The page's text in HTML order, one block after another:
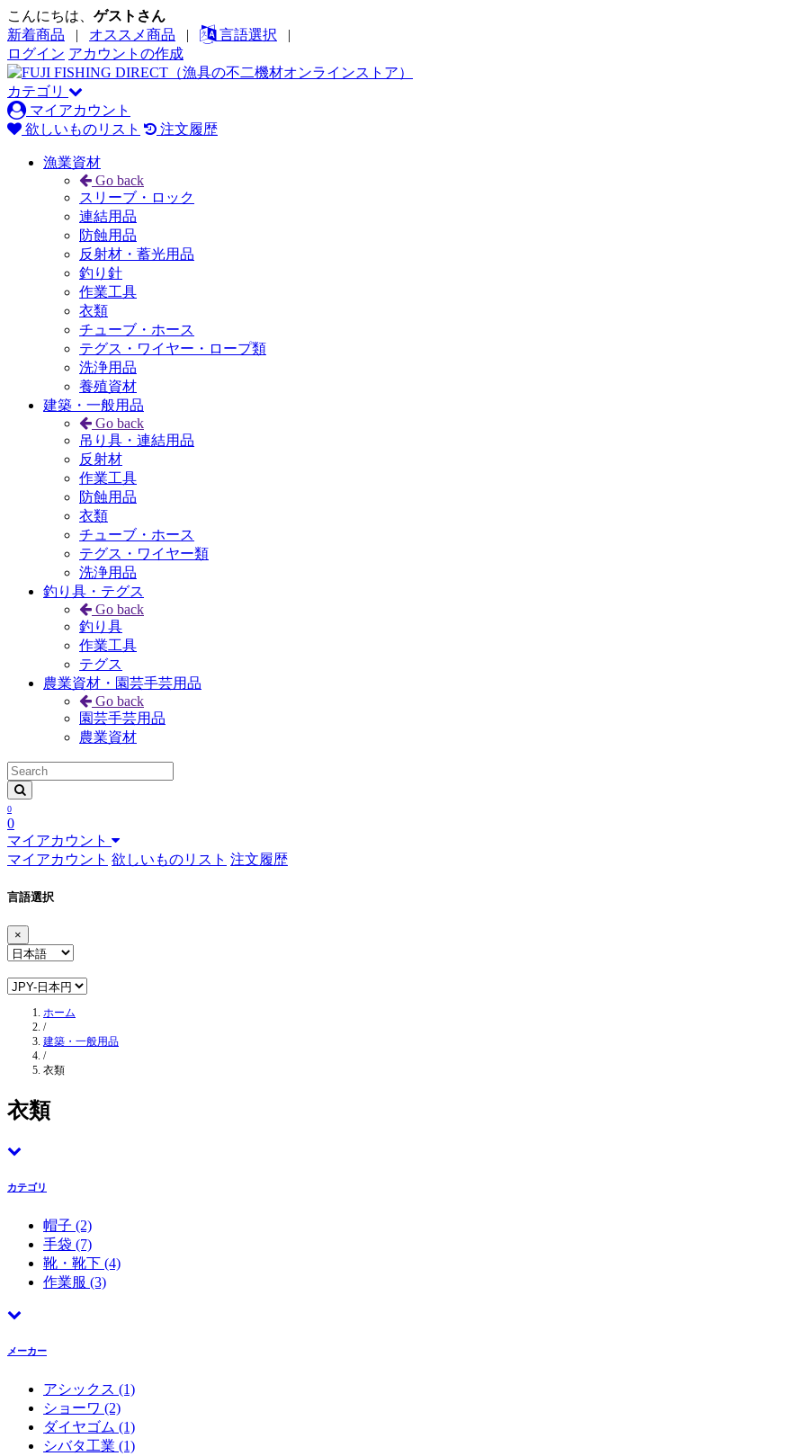
こんにちは、 ゲストさん
新着商品 | オススメ商品 | 言語選択 |
ログイン アカウントの作成
カテゴリ
マイアカウント
欲しいものリスト
注文履歴
漁業資材
Go back
スリーブ・ロック
連結用品
防蝕用品
反射材・蓄光用品
釣り針
作業工具
衣類
チューブ・ホース
テグス・ワイヤー・ロープ類
洗浄用品
養殖資材
建築・一般用品
Go back
吊り具・連結用品
反射材
作業工具
防蝕用品
衣類
チューブ・ホース
テグス・ワイヤー類
洗浄用品
釣り具・テグス
Go back
釣り具
作業工具
テグス
農業資材・園芸手芸用品
Go back
園芸手芸用品
農業資材
0
0
マイアカウント
マイアカウント 欲しいものリスト 注文履歴
言語選択
×
ホーム
/
建築・一般用品
/
衣類
衣類
カテゴリ
帽子 (2)
手袋 (7)
靴・靴下 (4)
作業服 (3)
メーカー
アシックス (1)
ショーワ (2)
ダイヤゴム (1)
シバタ工業 (1)